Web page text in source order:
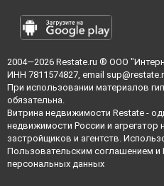
2004—2026 Restate.ru ® ООО
ИНН 7811574827, email
При использовании материалов
обязательна.
Витрина недвижимости Restate -
недвижимости России и
застройщиков и агентств.
Пользовательским соглашением и
персональных данных